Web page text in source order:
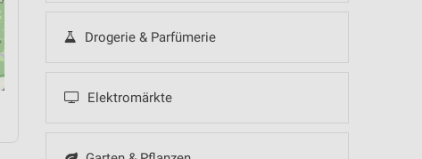
Drogerie & Parfümerie
Elektromärkte